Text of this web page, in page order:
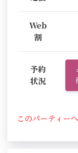
Web
割
予約
状況
このパーティー